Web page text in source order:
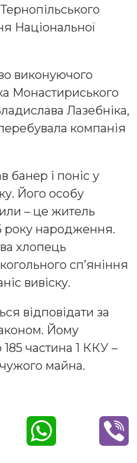
Національної
виконуючого
Монастириського
Лазебніка,
компанія
банер і поніс у
Його особу
– це житель
року народження.
хлопець
сп’яніння
вивіску.
відповідати за
Йому
185 частина 1 ККУ –
майна.